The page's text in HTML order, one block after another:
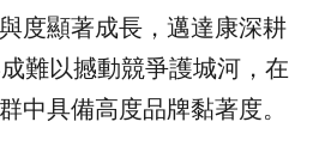
度顯著成長，邁達康深耕
難以撼動競爭護城河，在
中具備高度品牌黏著度。